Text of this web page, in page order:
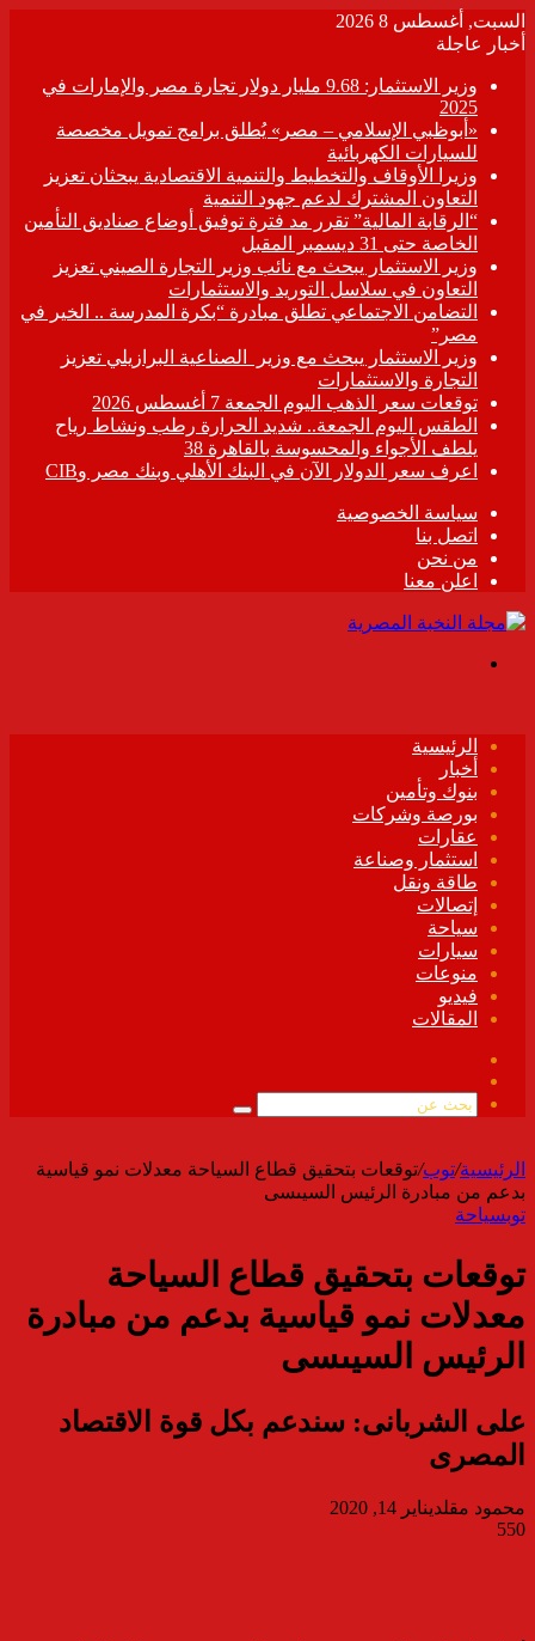
السبت, أغسطس 8 2026
أخبار عاجلة
وزير الاستثمار: 9.68 مليار دولار تجارة مصر والإمارات في
2025
«أبوظبي الإسلامي – مصر» يُطلق برامج تمويل مخصصة
للسيارات الكهربائية
وزيرا الأوقاف والتخطيط والتنمية الاقتصادية يبحثان تعزيز
التعاون المشترك لدعم جهود التنمية
“الرقابة المالية” تقرر مد فترة توفيق أوضاع صناديق التأمين
الخاصة حتى 31 ديسمبر المقبل
وزير الاستثمار يبحث مع نائب وزير التجارة الصيني تعزيز
التعاون في سلاسل التوريد والاستثمارات
التضامن الاجتماعي تطلق مبادرة “بكرة المدرسة .. الخير في
مصر”
وزير الاستثمار يبحث مع وزير الصناعية البرازيلي تعزيز
التجارة والاستثمارات
توقعات سعر الذهب اليوم الجمعة 7 أغسطس 2026
الطقس اليوم الجمعة.. شديد الحرارة رطب ونشاط رياح
يلطف الأجواء والمحسوسة بالقاهرة 38
اعرف سعر الدولار الآن في البنك الأهلي وبنك مصر وCIB
سياسة الخصوصية
اتصل بنا
من نحن
اعلن معنا
الرئيسية
أخبار
بنوك وتأمين
بورصة وشركات
عقارات
استثمار وصناعة
طاقة ونقل
إتصالات
سياحة
سيارات
منوعات
فيديو
المقالات
الموقع
بحث
الرئيسية/توب/توقعات بتحقيق قطاع السياحة معدلات نمو قياسية
بدعم من مبادرة الرئيس السيىسى
توبسياحة
توقعات بتحقيق قطاع السياحة
معدلات نمو قياسية بدعم من مبادرة
الرئيس السيىسى
على الشربانى: سندعم بكل قوة الاقتصاد
المصرى
محمود مقلديناير 14, 2020
550